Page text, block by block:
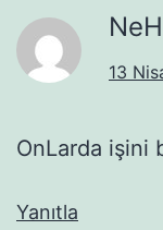
13
OnLarda işini
Yanıtla